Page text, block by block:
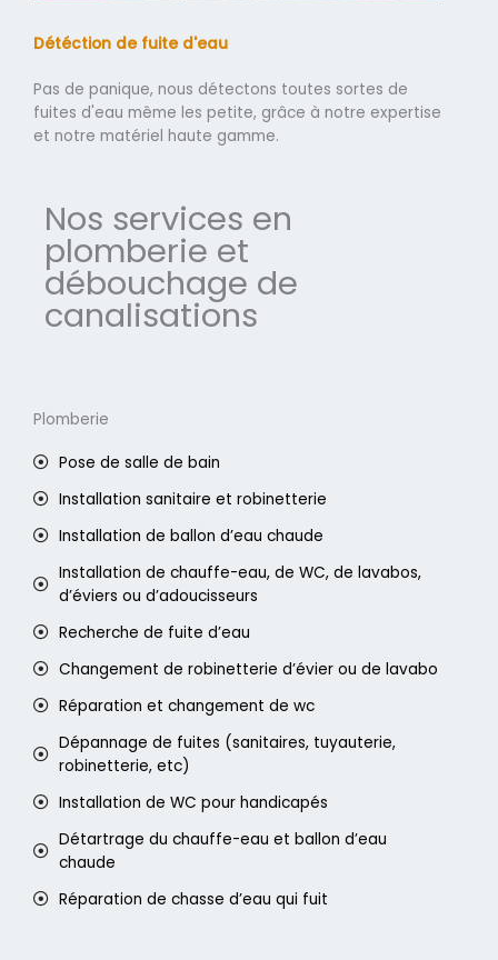
Détéction de fuite d'eau
Pas de panique, nous détectons toutes sortes de
fuites d'eau même les petite, grâce à notre expertise
et notre matériel haute gamme.
Nos services en
plomberie et
débouchage de
canalisations
Plomberie
Pose de salle de bain
Installation sanitaire et robinetterie
Installation de ballon d’eau chaude
Installation de chauffe-eau, de WC, de lavabos,
d’éviers ou d’adoucisseurs
Recherche de fuite d’eau
Changement de robinetterie d’évier ou de lavabo
Réparation et changement de wc
Dépannage de fuites (sanitaires, tuyauterie,
robinetterie, etc)
Installation de WC pour handicapés
Détartrage du chauffe-eau et ballon d’eau
chaude
Réparation de chasse d’eau qui fuit